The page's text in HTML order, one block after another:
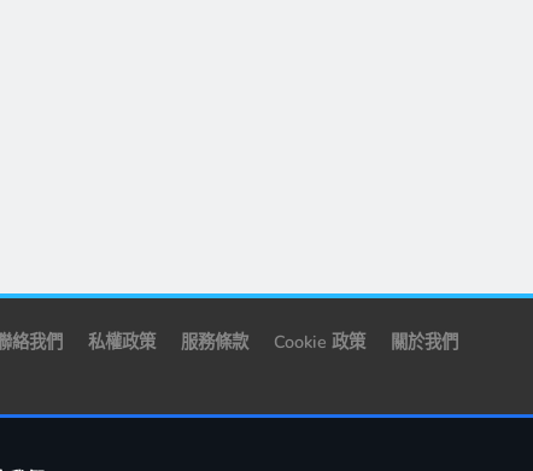
絡我們 私權政策 服務條款 Cookie 政策 關於我們